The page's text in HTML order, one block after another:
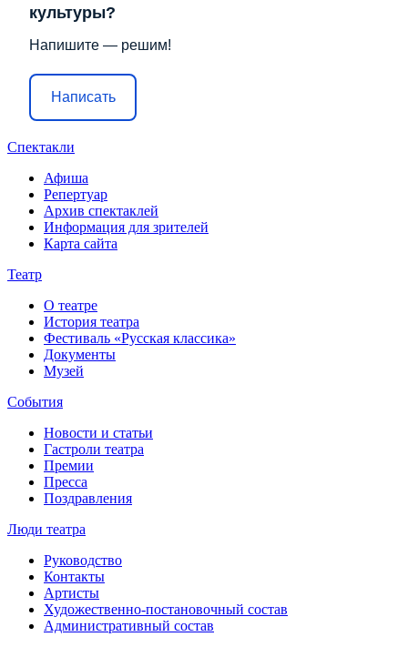
культуры?
Напишите — решим!
Написать
Спектакли
Афиша
Репертуар
Архив спектаклей
Информация для зрителей
Карта сайта
Театр
О театре
История театра
Фестиваль «Русская классика»
Документы
Музей
События
Новости и статьи
Гастроли театра
Премии
Пресса
Поздравления
Люди театра
Руководство
Контакты
Артисты
Художественно-постановочный состав
Административный состав